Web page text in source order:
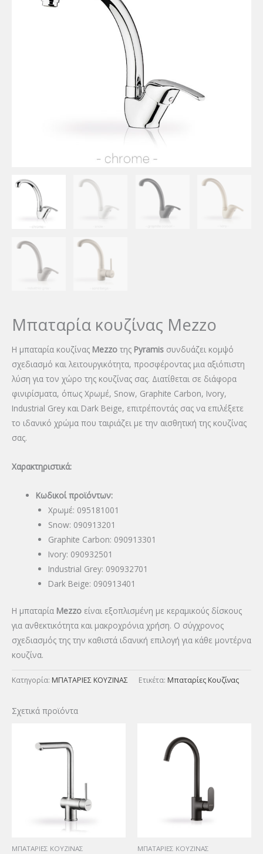
Μπαταρία κουζίνας Mezzo
Η μπαταρία κουζίνας Mezzo της Pyramis συνδυάζει κομψό
σχεδιασμό και λειτουργικότητα, προσφέροντας μια αξιόπιστη
λύση για τον χώρο της κουζίνας σας. Διατίθεται σε διάφορα
φινιρίσματα, όπως Χρωμέ, Snow, Graphite Carbon, Ivory,
Industrial Grey και Dark Beige, επιτρέποντάς σας να επιλέξετε
το ιδανικό χρώμα που ταιριάζει με την αισθητική της κουζίνας
σας.
Χαρακτηριστικά:
Κωδικοί προϊόντων:
Χρωμέ: 095181001
Snow: 090913201
Graphite Carbon: 090913301
Ivory: 090932501
Industrial Grey: 090932701
Dark Beige: 090913401
Η μπαταρία Mezzo είναι εξοπλισμένη με κεραμικούς δίσκους
για ανθεκτικότητα και μακροχρόνια χρήση. Ο σύγχρονος
σχεδιασμός της την καθιστά ιδανική επιλογή για κάθε μοντέρνα
κουζίνα.
Κατηγορία: ΜΠΑΤΑΡΙΕΣ ΚΟΥΖΙΝΑΣ Ετικέτα: Μπαταρίες Κουζίνας
Σχετικά προϊόντα
ΜΠΑΤΑΡΙΕΣ ΚΟΥΖΙΝΑΣ ΜΠΑΤΑΡΙΕΣ ΚΟΥΖΙΝΑΣ